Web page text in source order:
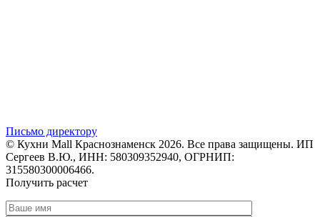
Письмо директору
© Кухни Mall Краснознаменск 2026. Все права защищены. ИП
Сергеев В.Ю., ИНН: 580309352940, ОГРНИП:
315580300006466.
Получить расчет